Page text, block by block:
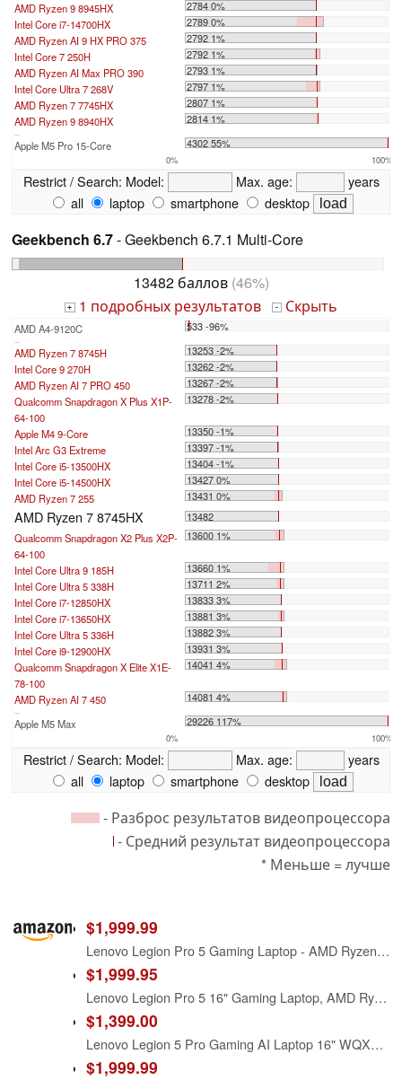
AMD Ryzen 9 8945HX
2784 0%
Intel Core i7-14700HX
2789 0%
AMD Ryzen AI 9 HX PRO 375
2792 1%
Intel Core 7 250H
2792 1%
AMD Ryzen AI Max PRO 390
2793 1%
Intel Core Ultra 7 268V
2797 1%
AMD Ryzen 7 7745HX
2807 1%
AMD Ryzen 9 8940HX
2814 1%
Apple M5 Pro 15-Core 4302 55%
0% 100%
Restrict / Search: Model: Max. age:
years
all
laptop smartphone desktop
Geekbench 6.7- Geekbench 6.7.1 Multi-Core
13482 баллов(46%)
+ 1 подробных результатов - Скрыть
AMD A4-9120C 533 -96%
...
AMD Ryzen 7 8745H
13253 -2%
Intel Core 9 270H
13262 -2%
AMD Ryzen AI 7 PRO 450
13267 -2%
Qualcomm Snapdragon X Plus X1P-
64-100
13278 -2%
Apple M4 9-Core
13350 -1%
Intel Arc G3 Extreme
13397 -1%
Intel Core i5-13500HX
13404 -1%
Intel Core i5-14500HX
13427 0%
AMD Ryzen 7 255
13431 0%
AMD Ryzen 7 8745HX
13482
Qualcomm Snapdragon X2 Plus X2P-
64-100
13600 1%
Intel Core Ultra 9 185H
13660 1%
Intel Core Ultra 5 338H
13711 2%
Intel Core i7-12850HX
13833 3%
Intel Core i7-13650HX
13881 3%
Intel Core Ultra 5 336H
13882 3%
Intel Core i9-12900HX
13931 3%
Qualcomm Snapdragon X Elite X1E-
78-100
14041 4%
AMD Ryzen AI 7 450 14081 4%
...
Apple M5 Max 29226 117%
0% 100%
Restrict / Search: Model: Max. age:
years
all
laptop smartphone desktop
- Разброс результатов видеопроцессора
- Средний результат видеопроцессора
* Меньше = лучше
$1,999.99
Lenovo Legion Pro 5 Gaming Laptop - AMD Ryzen 7 8745HX - 16" WQXGA OLED 165Hz – NVIDIA GeForce RTX 5060 – 32GB RAM 1TB SSD – Backlit KB Wi-Fi7 Win11 – Eclipse Black – w/2TB USB Drive, W/GaLiMu
$1,999.95
Lenovo Legion Pro 5 16" Gaming Laptop, AMD Ryzen 7 8745HX, GeForce RTX 5060, WQXGA (2560x1600) OLED, Wi-Fi7, Backlit KB, Win11 (32GB DDR5 RAM | 1TB PCIe SSD), Eclipse Black + 2TB Flash Drive, W/GaLiMu
$1,399.00
Lenovo Legion 5 Pro Gaming AI Laptop 16" WQXGA 2560x1600 OLED 165Hz 1100nits HDR Peak AMD 8-core Ryzen 7 8745HX 32GB RAM 1TB SSD GeForce RTX 5060 (Up to 572 AI Tops) RGB Backlit Win11Pro ICP Hub
$1,999.99